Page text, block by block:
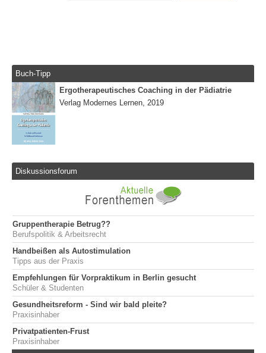
Buch-Tipp
Ergotherapeutisches Coaching in der Pädiatrie
Verlag Modernes Lernen, 2019
Diskussionsforum
Gruppentherapie Betrug??
Berufspolitik & Arbeitsrecht
Handbeißen als Autostimulation
Tipps aus der Praxis
Empfehlungen für Vorpraktikum in Berlin gesucht
Schüler & Studenten
Gesundheitsreform - Sind wir bald pleite?
Praxisinhaber
Privatpatienten-Frust
Praxisinhaber